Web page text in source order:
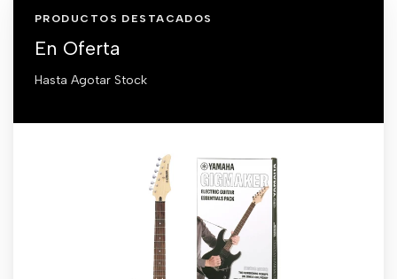
PRODUCTOS DESTACADOS
En Oferta
Hasta Agotar Stock